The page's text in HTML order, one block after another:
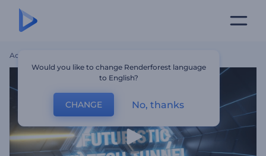
Accueil
Would you like to change Renderforest language
to English?
CHANGE No, thanks